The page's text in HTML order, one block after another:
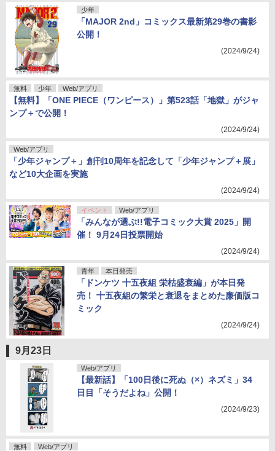
少年
「MAJOR 2nd」コミックス最新第29巻の書影
公開！
(2024/9/24)
無料 少年 Web/アプリ
【無料】「ONE PIECE（ワンピース）」第523話「地獄」がジャ
ンプ＋で公開！
(2024/9/24)
Web/アプリ
「少年ジャンプ＋」創刊10周年を記念して「少年ジャンプ＋展」
など10大企画を実施
(2024/9/24)
イベント Web/アプリ
「みんなが選ぶ!!電子コミック大賞 2025」開
催！ 9月24日投票開始
(2024/9/24)
青年 本日発売
「ドンケツ 十五夜組 栄枯盛衰編」が本日発
売！ 十五夜組の繁栄と衰退をまとめた廉価版コ
ミック
(2024/9/24)
9月23日
Web/アプリ
【最新話】「100日後に死ぬ（×）ネズミ」34
日目「そうだよね」公開！
(2024/9/23)
無料 Web/アプリ